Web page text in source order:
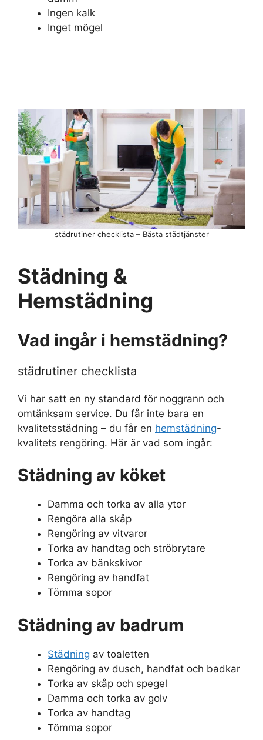
Ingen kalk
Inget mögel
städrutiner checklista – Bästa städtjänster
Städning &
Hemstädning
Vad ingår i hemstädning?
städrutiner checklista
Vi har satt en ny standard för noggrann och
omtänksam service. Du får inte bara en
kvalitetsstädning – du får en hemstädning-
kvalitets rengöring. Här är vad som ingår:
Städning av köket
Damma och torka av alla ytor
Rengöra alla skåp
Rengöring av vitvaror
Torka av handtag och ströbrytare
Torka av bänkskivor
Rengöring av handfat
Tömma sopor
Städning av badrum
Städning av toaletten
Rengöring av dusch, handfat och badkar
Torka av skåp och spegel
Damma och torka av golv
Torka av handtag
Tömma sopor